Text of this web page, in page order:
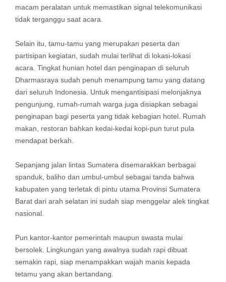
macam peralatan untuk memastikan signal telekomunikasi
tidak terganggu saat acara.
Selain itu, tamu-tamu yang merupakan peserta dan
partisipan kegiatan, sudah mulai terlihat di lokasi-lokasi
acara. Tingkat hunian hotel dan penginapan di seluruh
Dharmasraya sudah penuh menampung tamu yang datang
dari seluruh Indonesia. Untuk mengantisipasi melonjaknya
pengunjung, rumah-rumah warga juga disiapkan sebagai
penginapan bagi peserta yang tidak kebagian hotel. Rumah
makan, restoran bahkan kedai-kedai kopi-pun turut pula
mendapat berkah.
Sepanjang jalan lintas Sumatera disemarakkan berbagai
spanduk, baliho dan umbul-umbul sebagai tanda bahwa
kabupaten yang terletak di pintu utama Provinsi Sumatera
Barat dari arah selatan ini sudah siap menggelar alek tingkat
nasional.
Pun kantor-kantor pemerintah maupun swasta mulai
bersolek. Lingkungan yang awalnya sudah rapi dibuat
semakin rapi, siap menampakkan wajah manis kepada
tetamu yang akan bertandang.